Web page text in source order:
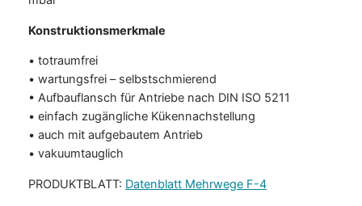
D
0
0
/
P
N
1
–
Konstruktionsmerkmale
• totraumfrei
• wartungsfrei – selbstschmierend
• Aufbauflansch für Antriebe nach DIN ISO 5211
• einfach zugängliche Kükennachstellung
• auch mit aufgebautem Antrieb
• vakuumtauglich
PRODUKTBLATT: Datenblatt Mehrwege F-4